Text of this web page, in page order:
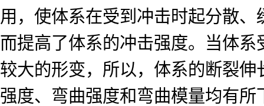
用，使体系在受到冲击时起分散
而提高了体系的冲击强度。当体
较大的形变，所以，体系的断裂
强度、弯曲强度和弯曲模量均有所